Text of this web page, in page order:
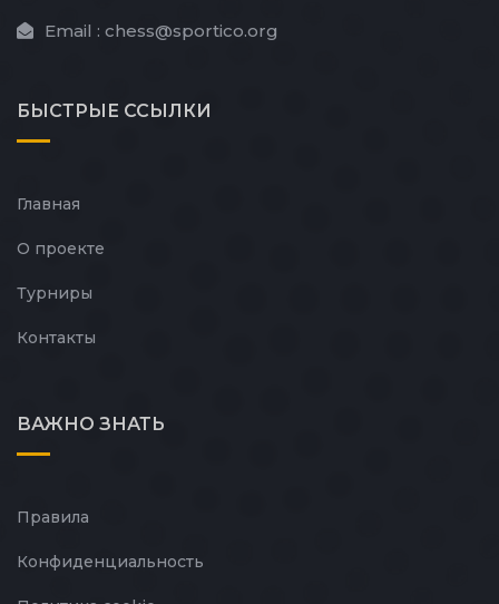
Email : chess@sportico.org
БЫСТРЫЕ ССЫЛКИ
Главная
О проекте
Турниры
Контакты
ВАЖНО ЗНАТЬ
Правила
Конфиденциальность